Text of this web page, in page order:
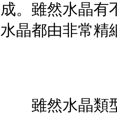
成。雖然水晶有
水晶都由非常精
雖然水晶類型